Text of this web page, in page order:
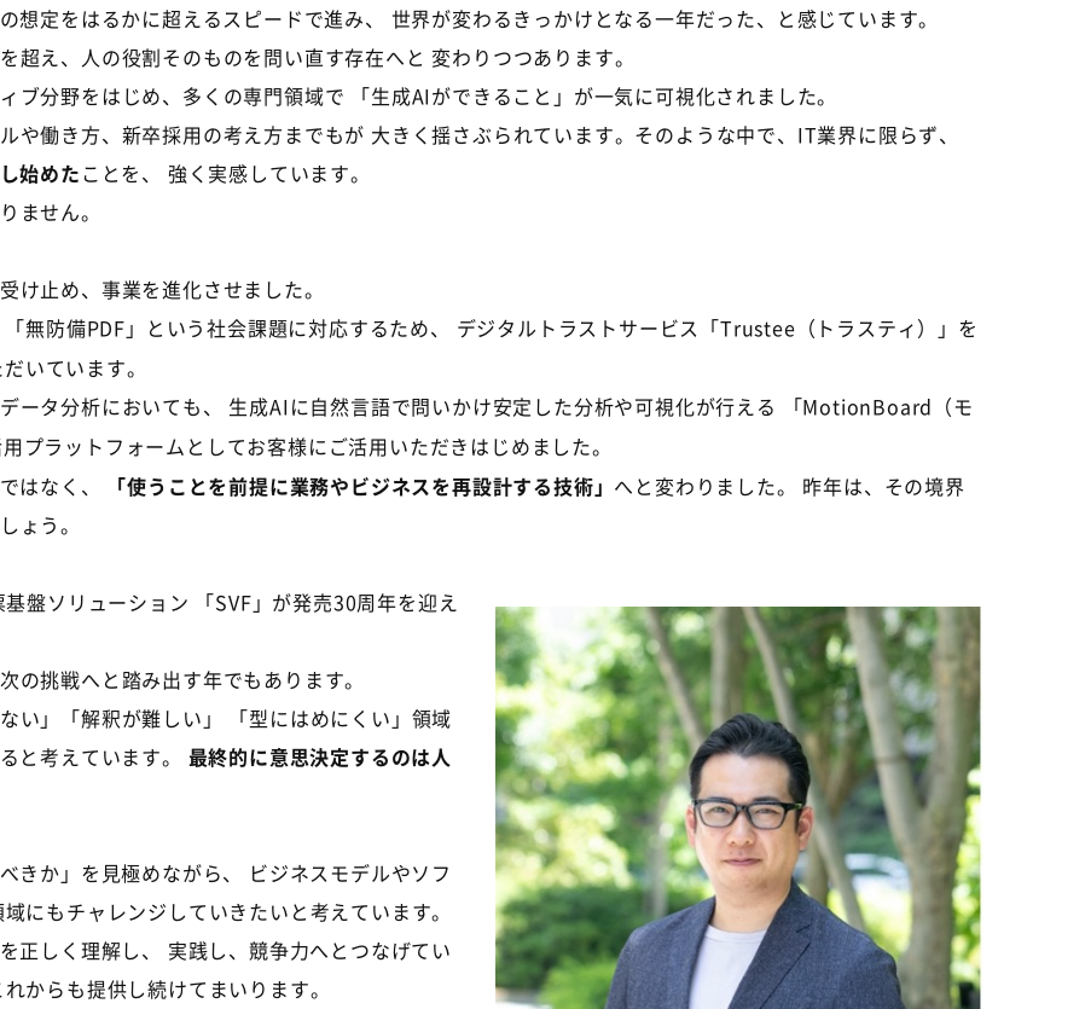
想定をはるかに超えるスピードで進み、 世界が変わるきっかけとなる一年だった、と感じています。
え、人の役割そのものを問い直す存在へと 変わりつつあります。
ブ分野をはじめ、多くの専門領域で 「生成AIができること」が一気に可視化されました。
働き方、新卒採用の考え方までもが 大きく揺さぶられています。そのような中で、 IT業界に限らず、
始めたことを、 強く実感しています。
ません。
止め、事業を進化させました。
無防備PDF 」という社会課題に対応するため、 デジタルトラストサービス「Trustee （トラスティ）」を
いています。
ータ分析においても、 生成AIに自然言語で問いかけ安定した分析や可視化が行える 「MotionBoard（モ
プラットフォームとしてお客様にご活用いただきはじめました。
はなく、
「使うことを前提に業務やビジネスを再設計する技術」 へと変わりました。 昨年は、その境界
ょう。
盤ソリューション 「SVF 」が発売30周年を迎え
の挑戦へと踏み出す年でもあります。
い」「解釈が難しい」 「型にはめにくい」領域
と考えています。 最終的に意思決定するのは人
きか」を見極めながら、 ビジネスモデルやソフ
にもチャレンジしていきたいと考えています。
正しく理解し、 実践し、競争力へとつなげてい
からも提供し続けてまいります。